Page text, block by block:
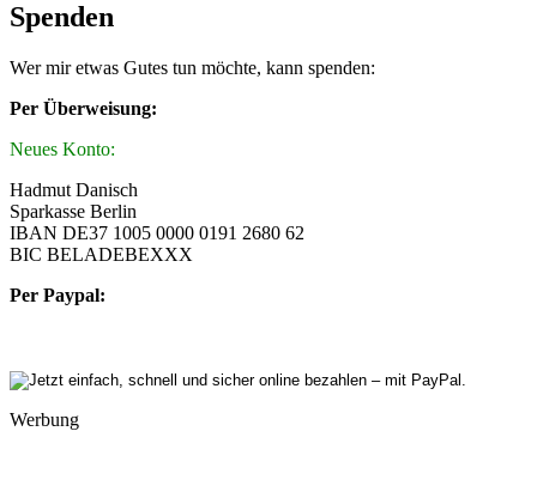
Spenden
Wer mir etwas Gutes tun möchte, kann spenden:
Per Überweisung:
Neues Konto:
Hadmut Danisch
Sparkasse Berlin
IBAN DE37 1005 0000 0191 2680 62
BIC BELADEBEXXX
Per Paypal:
Werbung